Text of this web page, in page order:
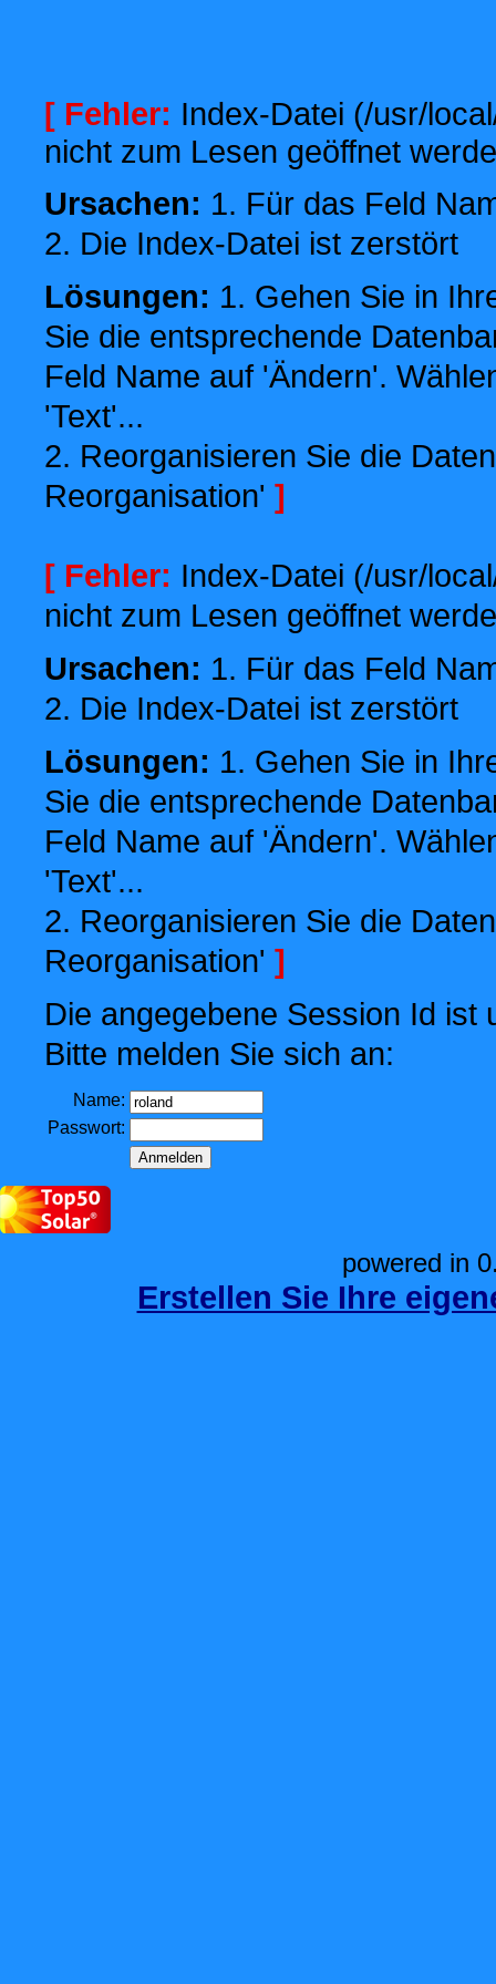
[ Fehler: Index-Datei (/usr/
nicht zum Lesen geöffnet
Ursachen: 1. Für das Feld
2. Die Index-Datei ist zerstört
Lösungen: 1. Gehen Sie in
Sie die entsprechende
Feld Name auf 'Ändern'.
'Text'...
2. Reorganisieren Sie die
Reorganisation' ]
[ Fehler: Index-Datei (/usr/
nicht zum Lesen geöffnet
Ursachen: 1. Für das Feld
2. Die Index-Datei ist zerstört
Lösungen: 1. Gehen Sie in
Sie die entsprechende
Feld Name auf 'Ändern'.
'Text'...
2. Reorganisieren Sie die
Reorganisation' ]
Die angegebene Session Id ist
Bitte melden Sie sich an:
Name:
Passwort:
powered in
Erstellen Sie Ihre